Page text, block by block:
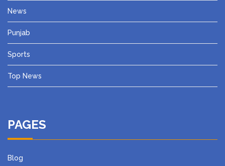
News
Punjab
Sports
Top News
PAGES
Blog